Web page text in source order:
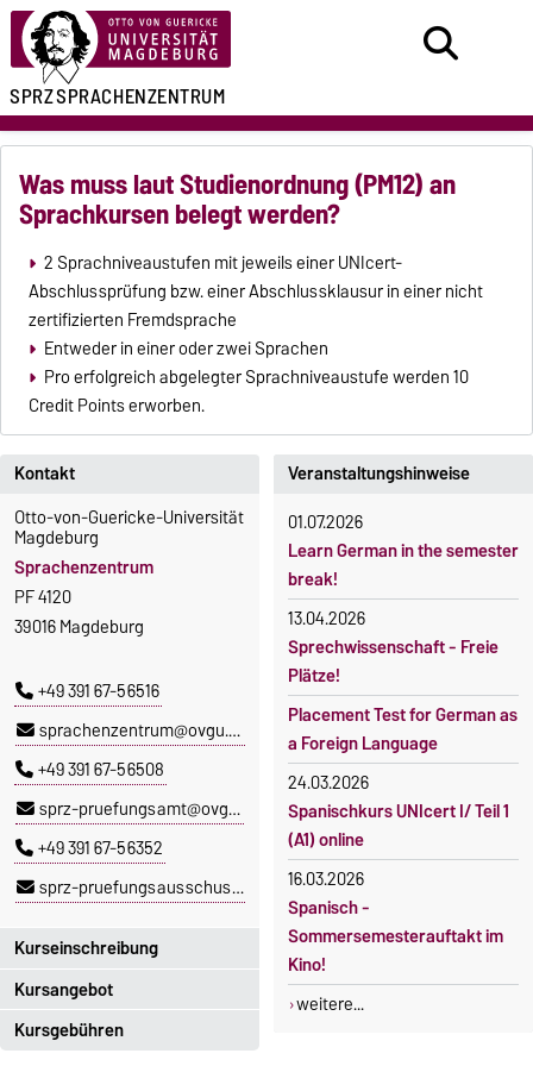
SPRZSPRACHENZENTRUM
Was muss laut Studienordnung (PM12) an
Sprachkursen belegt werden?
2 Sprachniveaustufen mit jeweils einer UNIcert-
Abschlussprüfung bzw. einer Abschlussklausur in einer nicht
zertifizierten Fremdsprache
Entweder in einer oder zwei Sprachen
Pro erfolgreich abgelegter Sprachniveaustufe werden 10
Credit Points erworben.
Kurseinschreibung
Einschreibezeitraum:
5. Oktober 2026, 9.00 Uhr bis
23. Oktober 2026, 18 Uhr
Kontakt
Otto-von-Guericke-Universität
Magdeburg
Sprachenzentrum
PF 4120
39016 Magdeburg
+49 391 67-56516
sprachenzentrum@ovgu.de
+49 391 67-56508
sprz-pruefungsamt@ovgu.de
+49 391 67-56352
sprz-pruefungsausschuss@ovgu.de
Kursangebot
Das aktuelle Kursprogramm
Kursgebühren
Veranstaltungshinweise
01.07.2026
Learn German in the semester
break!
13.04.2026
Sprechwissenschaft - Freie
Plätze!
Placement Test for German as
a Foreign Language
24.03.2026
Spanischkurs UNIcert I/ Teil 1
(A1) online
16.03.2026
Spanisch -
Sommersemesterauftakt im
Kino!
weitere...